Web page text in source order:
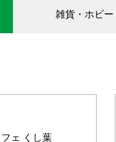
雑貨・ホビー